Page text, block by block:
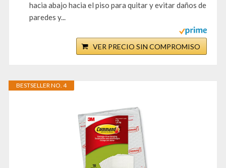
hacia abajo hacia el piso para quitar y evitar daños de
paredes y...
VER PRECIO SIN COMPROMISO
BESTSELLER NO. 4